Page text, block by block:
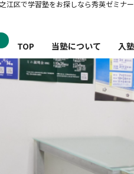
江区で学習塾をお探しなら秀英ゼミナ
TOP
当塾について
塾概要
卒業生・保護者の声
入